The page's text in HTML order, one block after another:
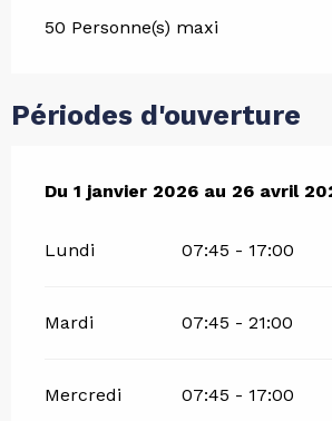
50 Personne(s) maxi
Périodes d'ouverture
Du 1 janvier 2026 au 26 avril
Du 1 janvier 2026 au 26 avril
Lundi 07:45 - 17:00
Mardi 07:45 - 21:00
Mercredi 07:45 - 17:00